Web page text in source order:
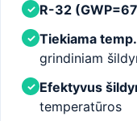
✓ R-32
✓ Tiekiama
grindiniam
✓ Efektyvus
temperatūros